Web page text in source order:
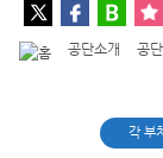
공단소개 공
각 부